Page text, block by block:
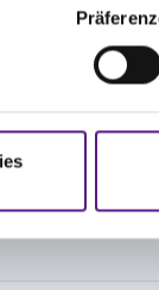
4,7